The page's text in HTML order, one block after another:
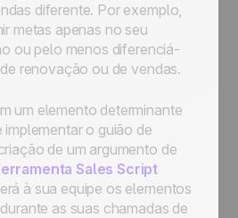
diferente. Por exemplo,
metas apenas no seu
ou pelo menos diferenciá-
renovação ou de vendas.
um elemento determinante
implementar o guião de
de um argumento de
Sales Script
à sua equipe os elementos
as suas chamadas de